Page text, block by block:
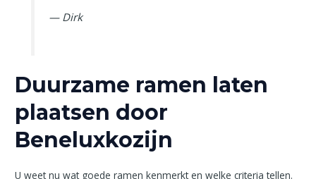
— Dirk
Duurzame ramen laten
plaatsen door
Beneluxkozijn
U weet nu wat goede ramen kenmerkt en welke criteria tellen.